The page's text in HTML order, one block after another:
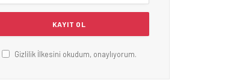
Gizlilik İlkesini okudum, onaylıyorum.